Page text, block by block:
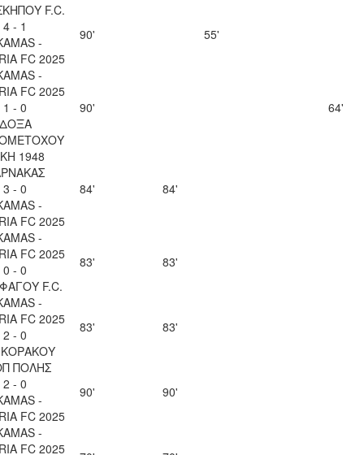
F.C.
4 - 1
-
FC 2025
90' 55'
-
FC 2025
1 - 0
90' 64'
1948
3 - 0
-
FC 2025
84' 84'
-
FC 2025
0 - 0
F.C.
83' 83'
-
FC 2025
2 - 0
83' 83'
ΠΟΛΗΣ
2 - 0
-
FC 2025
90' 90'
-
FC 2025